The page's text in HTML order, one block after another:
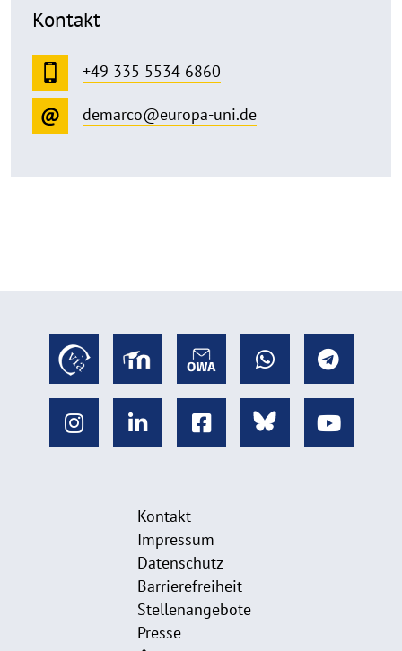
Kontakt
+49 335 5534 6860
demarco@europa-uni.de
Kontakt
Impressum
Datenschutz
Barrierefreiheit
Stellenangebote
Presse